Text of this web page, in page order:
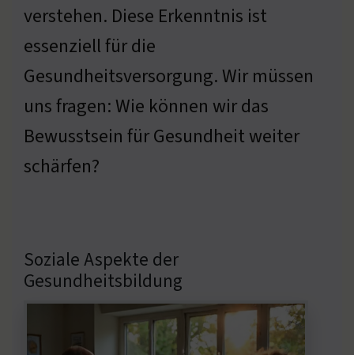
verstehen. Diese Erkenntnis ist
essenziell für die
Gesundheitsversorgung. Wir müssen
uns fragen: Wie können wir das
Bewusstsein für Gesundheit weiter
schärfen?
Soziale Aspekte der
Gesundheitsbildung